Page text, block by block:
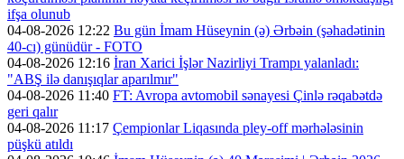
ifşa olunub
04-08-2026 12:22 Bu gün İmam Hüseynin (ə) Ərbəin (şəhadətinin
40-cı) günüdür - FOTO
04-08-2026 12:16 İran Xarici İşlər Nazirliyi Trampı yalanladı:
"ABŞ ilə danışıqlar aparılmır"
04-08-2026 11:40 FT: Avropa avtomobil sənayesi Çinlə rəqabətdə
geri qalır
04-08-2026 11:17 Çempionlar Liqasında pley-off mərhələsinin
püşkü atıldı